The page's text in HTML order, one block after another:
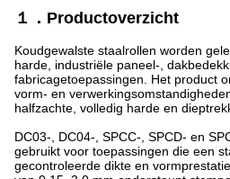
１．Productoverzicht
Koudgewalste staalrollen worden
harde, industriële paneel-,
fabricagetoepassingen. Het product
vorm- en
halfzachte, volledig harde en
DC03-, DC04-, SPCC-, SPCD- en
gebruikt voor toepassingen die een
gecontroleerde dikte en